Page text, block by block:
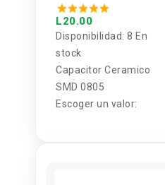
Unidades)
L20.00
Disponibilidad: 8 En
stock
Capacitor Ceramico
SMD 0805
Escoger un valor: